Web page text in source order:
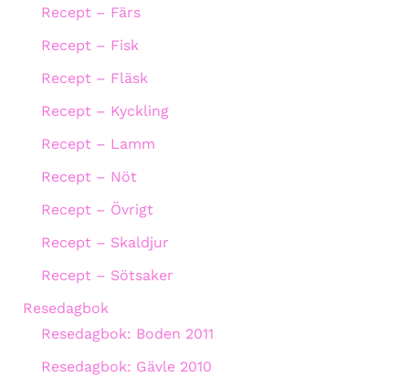
Recept – Färs
Recept – Fisk
Recept – Fläsk
Recept – Kyckling
Recept – Lamm
Recept – Nöt
Recept – Övrigt
Recept – Skaldjur
Recept – Sötsaker
Resedagbok
Resedagbok: Boden 2011
Resedagbok: Gävle 2010